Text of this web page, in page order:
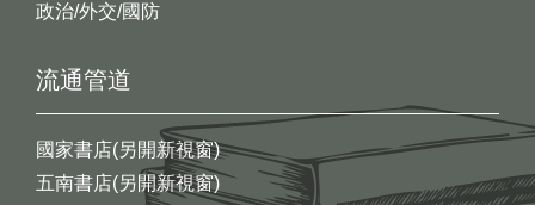
政治/外交/國防
流通管道
國家書店(另開新視窗)
五南書店(另開新視窗)